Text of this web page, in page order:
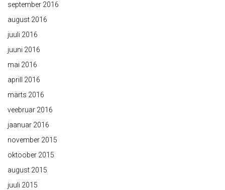
september 2016
august 2016
juuli 2016
juuni 2016
mai 2016
aprill 2016
märts 2016
veebruar 2016
jaanuar 2016
november 2015
oktoober 2015
august 2015
juuli 2015